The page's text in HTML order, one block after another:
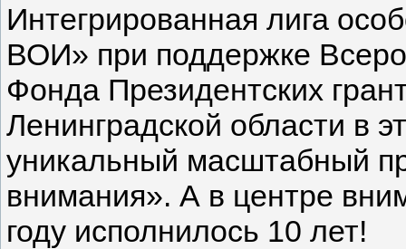
Интегрированная лига
ВОИ» при поддержке
Фонда Президентских
Ленинградской области в
уникальный масштабный
внимания». А в центре
году исполнилось 10 лет!